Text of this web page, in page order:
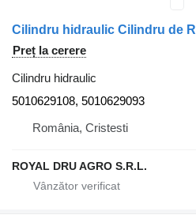
Preț la cerere
Cilindru hidraulic
5010629108, 5010629093
România, Cristesti
ROYAL DRU AGRO S.R.L.